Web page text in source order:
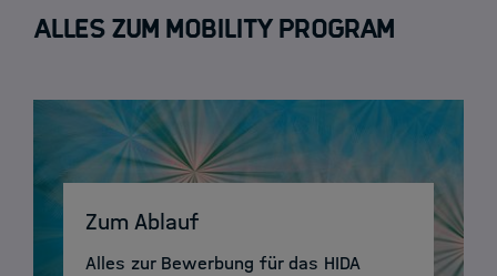
Alles zum Mobility Program
Zum Ablauf
Alles zur Bewerbung für das HIDA